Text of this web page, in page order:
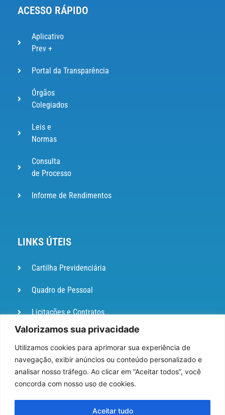
Valorizamos sua privacidade
Utilizamos cookies para aprimorar sua experiência de
navegação, exibir anúncios ou conteúdo personalizado e
analisar nosso tráfego. Ao clicar em “Aceitar todos”, você
concorda com nosso uso de cookies.
Aceitar tudo
ACESSO RÁPIDO
Aplicativo
Prev +
Portal da Transparência
Órgãos
Colegiados
Leis e
Normas
Consulta
de Processo
Informe de Rendimentos
LINKS ÚTEIS
Cartilha Previdenciária
Quadro de Pessoal
Licitações e Contratos
Portal de
Ouvidoria
DIÁRIO
OFICIAL
Pesquisa de Satisfação